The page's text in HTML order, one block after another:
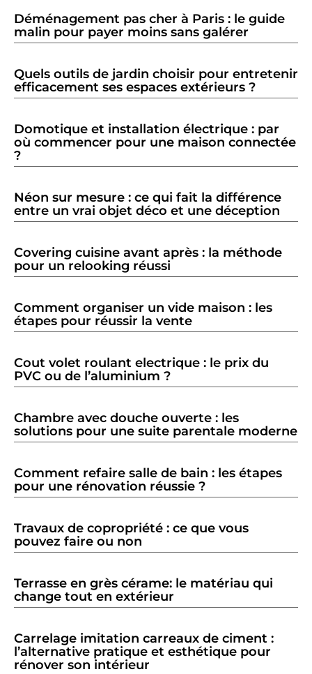
Déménagement pas cher à Paris : le guide
malin pour payer moins sans galérer
Quels outils de jardin choisir pour entretenir
efficacement ses espaces extérieurs ?
Domotique et installation électrique : par
où commencer pour une maison connectée
?
Néon sur mesure : ce qui fait la différence
entre un vrai objet déco et une déception
Covering cuisine avant après : la méthode
pour un relooking réussi
Comment organiser un vide maison : les
étapes pour réussir la vente
Cout volet roulant electrique : le prix du
PVC ou de l’aluminium ?
Chambre avec douche ouverte : les
solutions pour une suite parentale moderne
Comment refaire salle de bain : les étapes
pour une rénovation réussie ?
Travaux de copropriété : ce que vous
pouvez faire ou non
Terrasse en grès cérame: le matériau qui
change tout en extérieur
Carrelage imitation carreaux de ciment :
l’alternative pratique et esthétique pour
rénover son intérieur